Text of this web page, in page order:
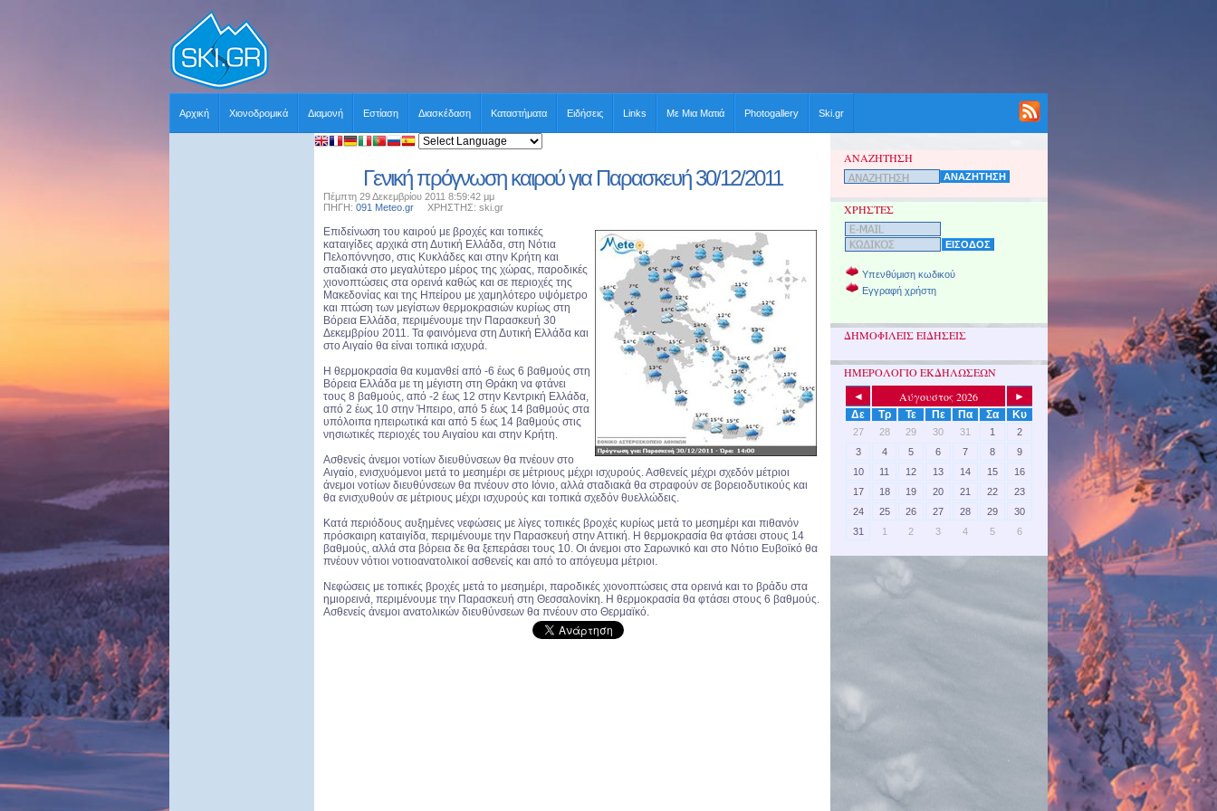
Αρχική Χιονοδρομικά Διαμονή Εστίαση Διασκέδαση Καταστήματα Ειδήσεις Links Με Μια Ματιά Photogallery Ski.gr
Γενική πρόγνωση καιρού για Παρασκευή 30/12/2011
Πέμπτη 29 Δεκεμβρίου 2011 8:59:42 μμ
ΠΗΓΗ: 091 Meteo.gr ΧΡΗΣΤΗΣ: ski.gr
Επιδείνωση του καιρού με βροχές και τοπικές
καταιγίδες αρχικά στη Δυτική Ελλάδα, στη Νότια
Πελοπόννησο, στις Κυκλάδες και στην Κρήτη και
σταδιακά στο μεγαλύτερο μέρος της χώρας, παροδικές
χιονοπτώσεις στα ορεινά καθώς και σε περιοχές της
Μακεδονίας και της Ηπείρου με χαμηλότερο υψόμετρο
και πτώση των μεγίστων θερμοκρασιών κυρίως στη
Βόρεια Ελλάδα, περιμένουμε την Παρασκευή 30
Δεκεμβρίου 2011. Τα φαινόμενα στη Δυτική Ελλάδα και
στο Αιγαίο θα είναι τοπικά ισχυρά.
Η θερμοκρασία θα κυμανθεί από -6 έως 6 βαθμούς στη
Βόρεια Ελλάδα με τη μέγιστη στη Θράκη να φτάνει
τους 8 βαθμούς, από -2 έως 12 στην Κεντρική Ελλάδα,
από 2 έως 10 στην Ήπειρο, από 5 έως 14 βαθμούς στα
υπόλοιπα ηπειρωτικά και από 5 έως 14 βαθμούς στις
νησιωτικές περιοχές του Αιγαίου και στην Κρήτη.
Ασθενείς άνεμοι νοτίων διευθύνσεων θα πνέουν στο
Αιγαίο, ενισχυόμενοι μετά το μεσημέρι σε μέτριους μέχρι ισχυρούς. Ασθενείς μέχρι σχεδόν μέτριοι
άνεμοι νοτίων διευθύνσεων θα πνέουν στο Ιόνιο, αλλά σταδιακά θα στραφούν σε βορειοδυτικούς και
θα ενισχυθούν σε μέτριους μέχρι ισχυρούς και τοπικά σχεδόν θυελλώδεις.
Κατά περιόδους αυξημένες νεφώσεις με λίγες τοπικές βροχές κυρίως μετά το μεσημέρι και πιθανόν
πρόσκαιρη καταιγίδα, περιμένουμε την Παρασκευή στην Αττική. Η θερμοκρασία θα φτάσει στους 14
βαθμούς, αλλά στα βόρεια δε θα ξεπεράσει τους 10. Οι άνεμοι στο Σαρωνικό και στο Νότιο Ευβοϊκό θα
πνέουν νότιοι νοτιοανατολικοί ασθενείς και από το απόγευμα μέτριοι.
Νεφώσεις με τοπικές βροχές μετά το μεσημέρι, παροδικές χιονοπτώσεις στα ορεινά και το βράδυ στα
ημιορεινά, περιμένουμε την Παρασκευή στη Θεσσαλονίκη. Η θερμοκρασία θα φτάσει στους 6 βαθμούς.
Ασθενείς άνεμοι ανατολικών διευθύνσεων θα πνέουν στο Θερμαϊκό.
ΑΝΑΖΗΤΗΣΗ
ΧΡΗΣΤΕΣ
Υπενθύμιση κωδικού
Εγγραφή χρήστη
ΔΗΜΟΦΙΛΕΙΣ ΕΙΔΗΣΕΙΣ
ΗΜΕΡΟΛΟΓΙΟ ΕΚΔΗΛΩΣΕΩΝ
◄ Αύγουστος 2026
►
Δε
Τρ Τε Πε Πα Σα Κυ
27 28 29 30 31 1
2
3
4 5 6 7 8
9
10
11 12 13 14 15
16
17
18 19 20 21 22
23
24
25 26 27 28 29
30
31
1 2 3 4 5 6